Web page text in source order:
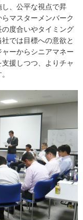
、公平な視点で昇
マスターメンバーク
度合いやタイミング
では目標への意欲と
ーからシニアマネー
援しつつ、よりチャ